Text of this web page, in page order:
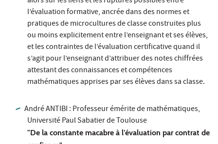
l’évaluation formative, ancrée dans des normes et
pratiques de microcultures de classe construites plus
ou moins explicitement entre l’enseignant et ses élèves,
et les contraintes de l’évaluation certificative quand il
s’agit pour l’enseignant d’attribuer des notes chiffrées
attestant des connaissances et compétences
mathématiques apprises par ses élèves dans sa classe.
André ANTIBI : Professeur émérite de mathématiques,
Université Paul Sabatier de Toulouse
"De la constante macabre à l’évaluation par contrat de